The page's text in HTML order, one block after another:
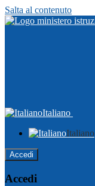
Salta al contenuto
Italiano
Italiano
Accedi
Accedi